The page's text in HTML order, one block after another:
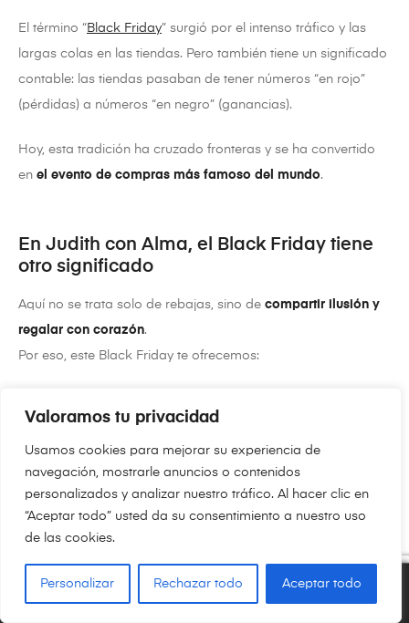
Valoramos tu privacidad
Usamos cookies para mejorar su experiencia de
navegación, mostrarle anuncios o contenidos
personalizados y analizar nuestro tráfico. Al hacer clic en
“Aceptar todo” usted da su consentimiento a nuestro uso
de las cookies.
Personalizar Rechazar todo Aceptar todo
El término “Black Friday” surgió por el intenso tráfico y las
largas colas en las tiendas. Pero también tiene un significado
contable: las tiendas pasaban de tener números “en rojo”
(pérdidas) a números “en negro” (ganancias).
Hoy, esta tradición ha cruzado fronteras y se ha convertido
en el evento de compras más famoso del mundo.
En Judith con Alma, el Black Friday tiene
otro significado
Aquí no se trata solo de rebajas, sino de compartir ilusión y
regalar con corazón.
Por eso, este Black Friday te ofrecemos:
automáticamente.
Sin códigos, sin cupones, sin complicaciones.
Productos hechos a mano, con metacrilato, resina y
0